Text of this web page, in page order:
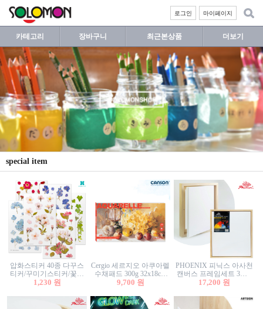
마이페이지
로그인
카테고리 장바구니 최근본상품 더보기
special item
압화스티커 40종 다꾸스
티커/꾸미기스티커/꽃스
티커/압화꽃책갈피/팬시
1,230 원
Cergio 세르지오 아쿠아렐
수채패드 300g 32x18cm
12매 1면제본
9,700 원
PHOENIX 피닉스 아사천
캔버스 프레임세트 3호F
27.3x22cm 캔버스와 올림
17,200 원